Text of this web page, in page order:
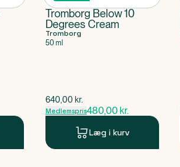
Tromborg Below 10
Degrees Cream
Tromborg
50 ml
$gammel pris
640,00 kr.
Medlemspris480,00 kr.
Læg i kurv